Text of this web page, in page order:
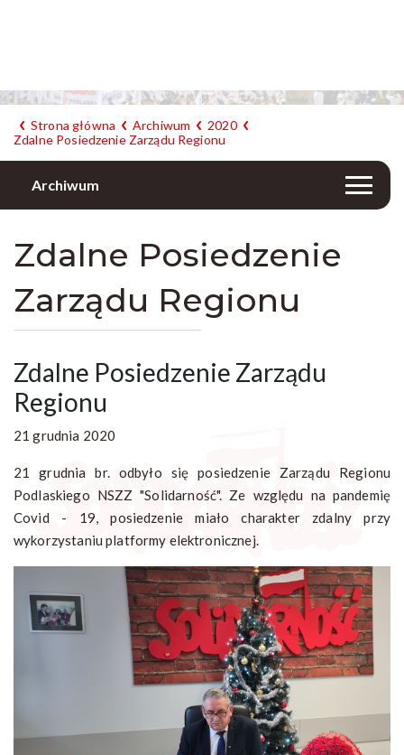
Strona główna Archiwum
2020
Zdalne Posiedzenie Zarządu Regionu
Archiwum
Zdalne Posiedzenie
Zarządu Regionu
Zdalne Posiedzenie Zarządu
Regionu
21 grudnia 2020
21 grudnia br. odbyło się posiedzenie Zarządu Regionu
Podlaskiego NSZZ "Solidarność". Ze względu na pandemię
Covid - 19, posiedzenie miało charakter zdalny przy
wykorzystaniu platformy elektronicznej.